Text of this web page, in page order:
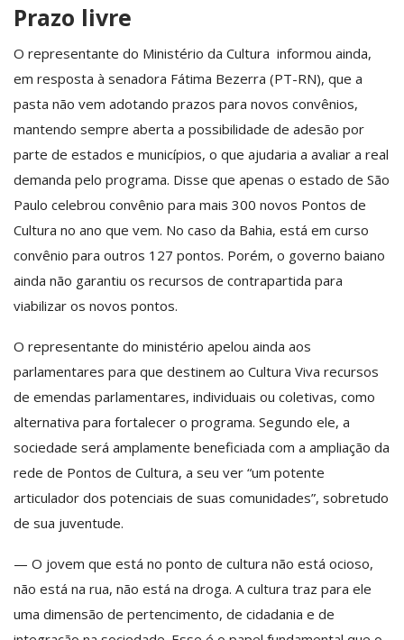
Prazo livre
O representante do Ministério da Cultura informou ainda,
em resposta à senadora Fátima Bezerra (PT-RN), que a
pasta não vem adotando prazos para novos convênios,
mantendo sempre aberta a possibilidade de adesão por
parte de estados e municípios, o que ajudaria a avaliar a real
demanda pelo programa. Disse que apenas o estado de São
Paulo celebrou convênio para mais 300 novos Pontos de
Cultura no ano que vem. No caso da Bahia, está em curso
convênio para outros 127 pontos. Porém, o governo baiano
ainda não garantiu os recursos de contrapartida para
viabilizar os novos pontos.
O representante do ministério apelou ainda aos
parlamentares para que destinem ao Cultura Viva recursos
de emendas parlamentares, individuais ou coletivas, como
alternativa para fortalecer o programa. Segundo ele, a
sociedade será amplamente beneficiada com a ampliação da
rede de Pontos de Cultura, a seu ver “um potente
articulador dos potenciais de suas comunidades”, sobretudo
de sua juventude.
— O jovem que está no ponto de cultura não está ocioso,
não está na rua, não está na droga. A cultura traz para ele
uma dimensão de pertencimento, de cidadania e de